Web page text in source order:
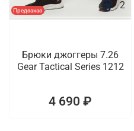
Предзаказ
2
Брюки джоггеры 7.26
Gear Tactical Series 1212
4 690 ₽